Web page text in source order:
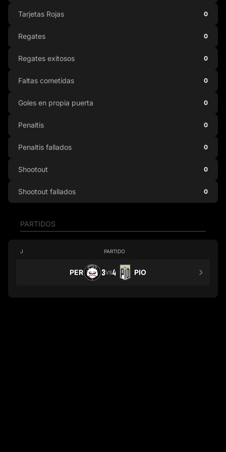
PARTIDOS
J PARTIDO
PER 3VS4 PIO
Tarjetas Rojas 0
Regates 0
Regates exitosos 0
Faltas cometidas 0
Goles en propia puerta 0
Penaltis 0
Penaltis fallados 0
Shootout 0
Shootout fallados 0